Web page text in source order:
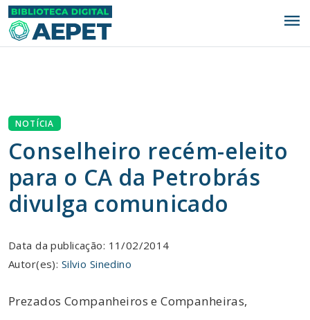
menu
NOTÍCIA
Conselheiro recém-eleito
para o CA da Petrobrás
divulga comunicado
Data da publicação: 11/02/2014
Autor(es): Silvio Sinedino
Prezados Companheiros e Companheiras,